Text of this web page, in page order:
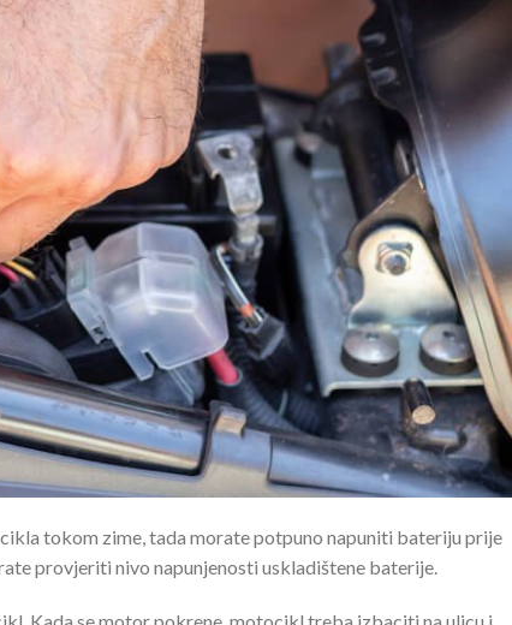
tokom zime, tada morate potpuno napuniti bateriju prije
provjeriti nivo napunjenosti uskladištene baterije.